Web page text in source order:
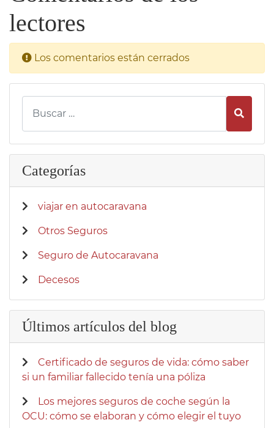
lectores
Los comentarios están cerrados
Categorías
viajar en autocaravana
Otros Seguros
Seguro de Autocaravana
Decesos
Últimos artículos del blog
Certificado de seguros de vida: cómo saber
si un familiar fallecido tenía una póliza
Los mejores seguros de coche según la
OCU: cómo se elaboran y cómo elegir el tuyo